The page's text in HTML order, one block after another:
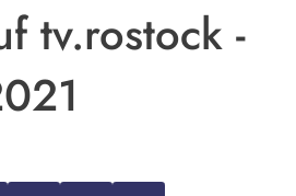
tv.rostock -